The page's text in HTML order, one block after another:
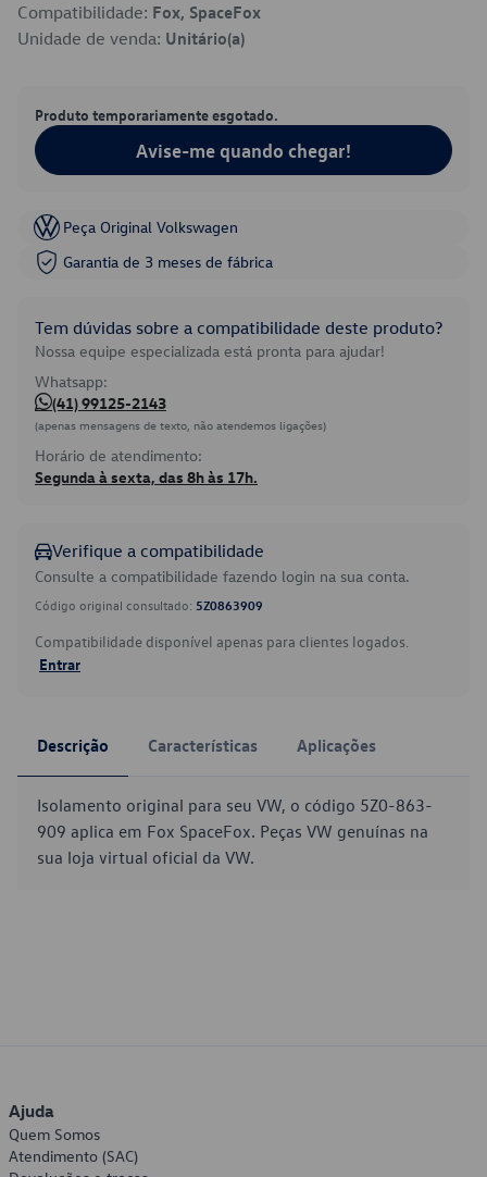
Compatibilidade: Fox, SpaceFox
Unidade de venda: Unitário(a)
Produto temporariamente esgotado.
Avise-me quando chegar!
Peça Original Volkswagen
Garantia de 3 meses de fábrica
Tem dúvidas sobre a compatibilidade deste produto?
Nossa equipe especializada está pronta para ajudar!
Whatsapp:
(41) 99125-2143
(apenas mensagens de texto, não atendemos ligações)
Horário de atendimento:
Segunda à sexta, das 8h às 17h.
Verifique a compatibilidade
Consulte a compatibilidade fazendo login na sua conta.
Código original consultado: 5Z0863909
Compatibilidade disponível apenas para clientes logados.
Entrar
Descrição Características Aplicações
Isolamento original para seu VW, o código 5Z0-863-
909 aplica em Fox SpaceFox. Peças VW genuínas na
sua loja virtual oficial da VW.
Ajuda
Quem Somos
Atendimento (SAC)